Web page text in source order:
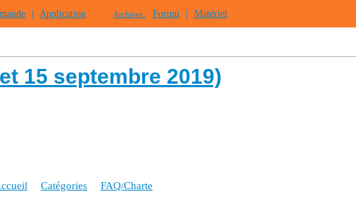
Application Archives : Forum Matériel
15 septembre 2019)
Catégories FAQ/Charte